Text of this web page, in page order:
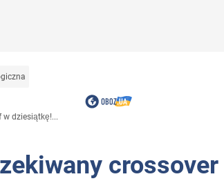
w dziesiątkę!...
crossover